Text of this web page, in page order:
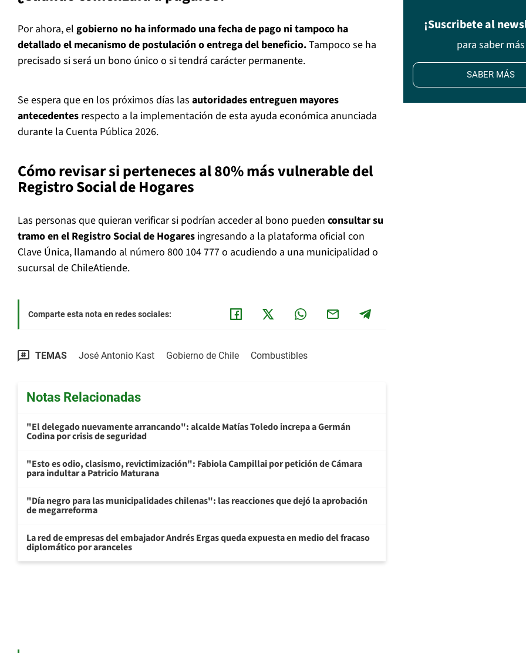
Por ahora, el gobierno no ha informado una fecha de pago ni tampoco ha
detallado el mecanismo de postulación o entrega del beneficio.Tampoco se ha
precisado si será un bono único o si tendrá carácter permanente.
Se espera que en los próximos días las autoridades entreguen mayores
antecedentes respecto a la implementación de esta ayuda económica anunciada
durante la Cuenta Pública 2026.
Cómo revisar si perteneces al 80% más vulnerable del
Registro Social de Hogares
Las personas que quieran verificar si podrían acceder al bono pueden consultar su
tramo en el Registro Social de Hogares ingresando a la plataforma oficial con
Clave Única, llamando al número 800 104 777 o acudiendo a una municipalidad o
sucursal de ChileAtiende.
Comparte esta nota en redes sociales:
TEMAS José Antonio Kast Gobierno de Chile Combustibles
Notas Relacionadas
"El delegado nuevamente arrancando": alcalde Matías Toledo increpa a Germán
Codina por crisis de seguridad
"Esto es odio, clasismo, revictimización": Fabiola Campillai por petición de Cámara
para indultar a Patricio Maturana
"Día negro para las municipalidades chilenas": las reacciones que dejó la aprobación
de megarreforma
La red de empresas del embajador Andrés Ergas queda expuesta en medio del fracaso
diplomático por aranceles
¡Suscribete al
para saber más
SABER MÁS